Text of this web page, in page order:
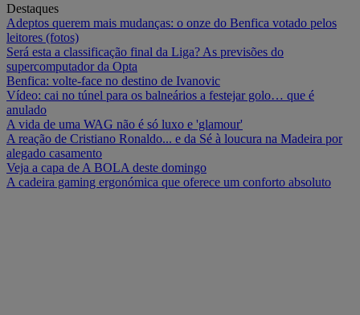
Destaques
Adeptos querem mais mudanças: o onze do Benfica votado pelos
leitores (fotos)
Será esta a classificação final da Liga? As previsões do
supercomputador da Opta
Benfica: volte-face no destino de Ivanovic
Vídeo: cai no túnel para os balneários a festejar golo… que é
anulado
A vida de uma WAG não é só luxo e 'glamour'
A reação de Cristiano Ronaldo... e da Sé à loucura na Madeira por
alegado casamento
Veja a capa de A BOLA deste domingo
A cadeira gaming ergonómica que oferece um conforto absoluto